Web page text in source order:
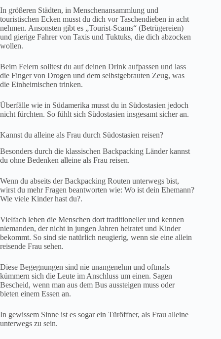
In größeren Städten, in Menschenansammlung und
touristischen Ecken musst du dich vor Taschendieben in acht
nehmen. Ansonsten gibt es „Tourist-Scams“ (Betrügereien)
und gierige Fahrer von Taxis und Tuktuks, die dich abzocken
wollen.
Beim Feiern solltest du auf deinen Drink aufpassen und lass
die Finger von Drogen und dem selbstgebrauten Zeug, was
die Einheimischen trinken.
Überfälle wie in Südamerika musst du in Südostasien jedoch
nicht fürchten. So fühlt sich Südostasien insgesamt sicher an.
Kannst du alleine als Frau durch Südostasien reisen?
Besonders durch die klassischen Backpacking Länder kannst
du ohne Bedenken alleine als Frau reisen.
Wenn du abseits der Backpacking Routen unterwegs bist,
wirst du mehr Fragen beantworten wie: Wo ist dein Ehemann?
Wie viele Kinder hast du?.
Vielfach leben die Menschen dort traditioneller und kennen
niemanden, der nicht in jungen Jahren heiratet und Kinder
bekommt. So sind sie natürlich neugierig, wenn sie eine allein
reisende Frau sehen.
Diese Begegnungen sind nie unangenehm und oftmals
kümmern sich die Leute im Anschluss um einen. Sagen
Bescheid, wenn man aus dem Bus aussteigen muss oder
bieten einem Essen an.
In gewissem Sinne ist es sogar ein Türöffner, als Frau alleine
unterwegs zu sein.